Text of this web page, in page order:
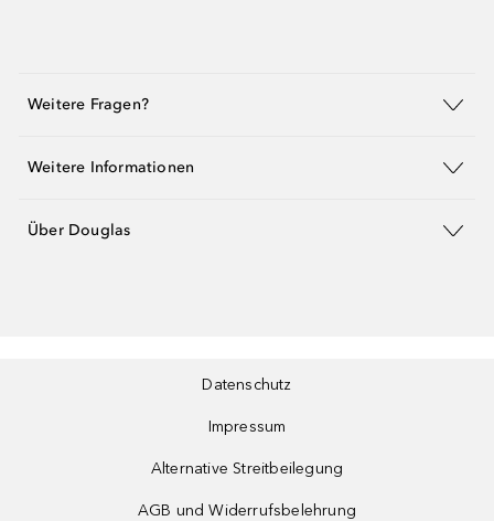
Weitere Fragen?
Weitere Informationen
Über Douglas
Datenschutz
Impressum
Alternative Streitbeilegung
AGB und Widerrufsbelehrung